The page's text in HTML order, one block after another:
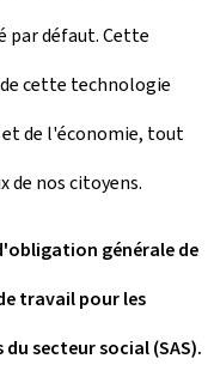
par défaut. Cette
cette technologie
de l'économie, tout
de nos citoyens.
générale de
travail pour les
secteur social (SAS).